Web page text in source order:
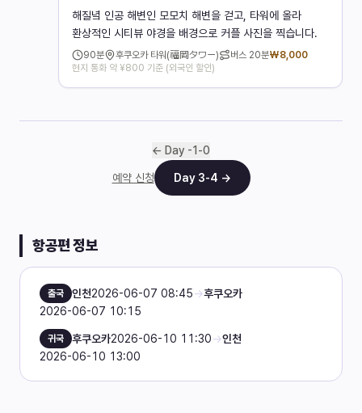
해질녘 인공 해변인 모모치 해변을 걷고, 타워에 올라
환상적인 시티뷰 야경을 배경으로 커플 사진을 찍습니다.
90분 후쿠오카 타워(福岡タワー) 버스 20분₩8,000
현지 통화 약 ¥800 기준 (외국인 할인)
← Day -1 -0
예약 신청 Day 3-4 →
항공편 정보
출국 인천2026-06-07 08:45→후쿠오카
2026-06-07 10:15
귀국 후쿠오카2026-06-10 11:30→인천
2026-06-10 13:00